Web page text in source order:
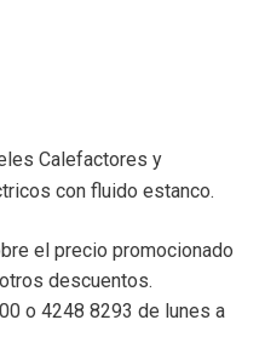
Calefactores y
con fluido estanco.
el precio promocionado
descuentos.
o 4248 8293 de lunes a